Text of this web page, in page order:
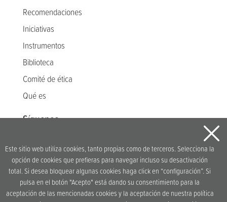
Recomendaciones
Iniciativas
Instrumentos
Biblioteca
Comité de ética
Qué es
Síguenos
Idea original y desarrollo
Este sitio web utiliza cookies, tanto propias como de terceros. Selecciona la
opción de cookies que prefieras para navegar incluso su desactivación
total. Si desea bloquear algunas cookies haga click en “configuración”. Si
pulsa en el botón "Acepto" está dando su consentimiento para la
aceptación de las mencionadas cookies y la aceptación de nuestra política